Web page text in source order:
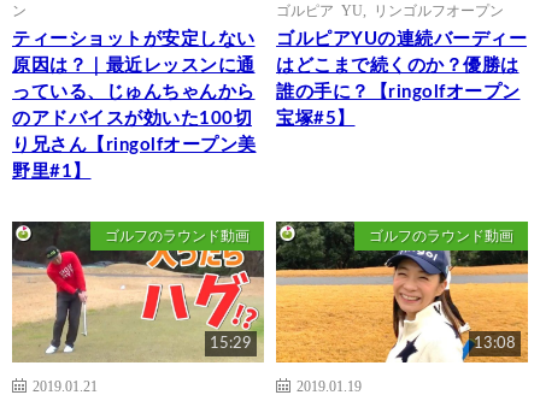
ン
ティーショットが安定しない
原因は？｜最近レッスンに通
っている、じゅんちゃんから
のアドバイスが効いた100切
り兄さん【ringolfオープン美
野里#1】
ゴルピア YU
リンゴルフオープン
ゴルピアYUの連続バーディー
はどこまで続くのか？優勝は
誰の手に？【ringolfオープン
宝塚#5】
ゴルフのラウンド動画
15:29
2019.01.21
ゴルフのラウンド動画
13:08
2019.01.19